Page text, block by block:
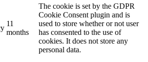
11
months
The cookie is set by the GDPR
Cookie Consent plugin and is
used to store whether or not user
has consented to the use of
cookies. It does not store any
personal data.